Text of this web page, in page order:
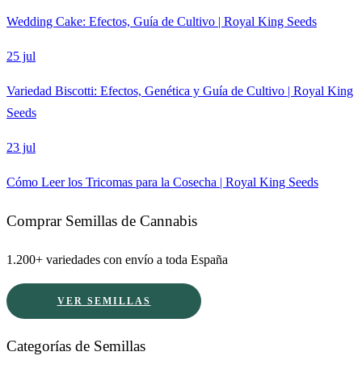
Wedding Cake: Efectos, Guía de Cultivo | Royal King Seeds
25 jul
Variedad Biscotti: Efectos, Genética y Guía de Cultivo | Royal King
Seeds
23 jul
Cómo Leer los Tricomas para la Cosecha | Royal King Seeds
Comprar Semillas de Cannabis
1.200+ variedades con envío a toda España
VER SEMILLAS
Categorías de Semillas